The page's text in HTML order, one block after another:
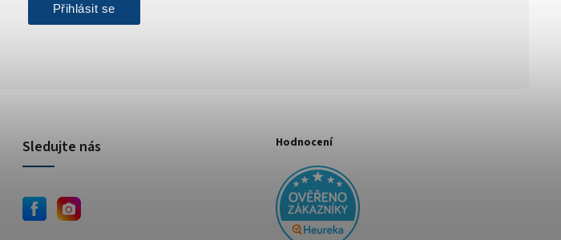
Přihlásit se
Sledujte nás Hodnocení